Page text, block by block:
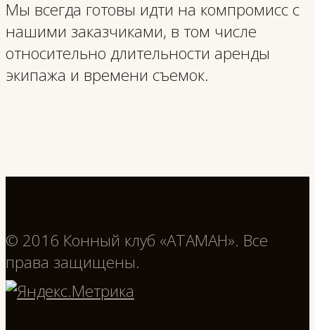
Мы всегда готовы идти на компромисс с
нашими заказчиками, в том числе
относительно длительности аренды
экипажа и времени съемок.
© 2016 Конный клуб «АТАМАН». Все
права защищены.